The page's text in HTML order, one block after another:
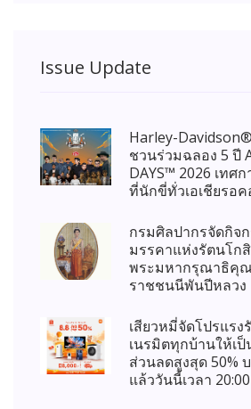
Issue Update
Harley-
ชวนร่วมฉลอง 5 ปี
DAYS™ 2026 เทศ
ที่นักขี่ทั่วเอเชียรอค
กรมศิลปากรจัดกิจ
มรรคาแห่งรัตนโก
พระมหากรุณาธิคุณ
ราชชนนีพันปีหลวง
เสียวหมี่จัดโปรแรง
เนรมิตทุกบ้านให้เ
ส่วนลดสูงสุด 50%
แล้ววันนี้เวลา